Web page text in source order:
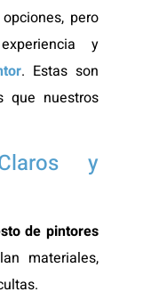
pero
y
. Estas son
que nuestros
y
de pintores
materiales,